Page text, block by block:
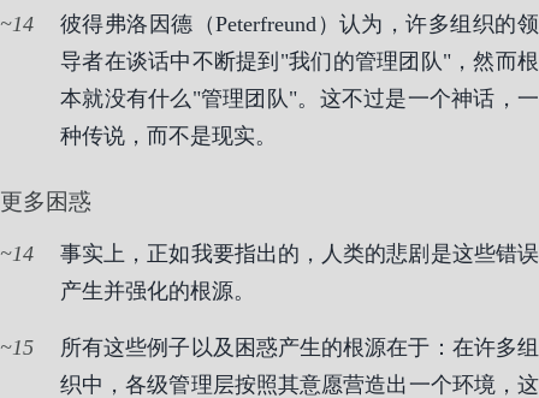
14
彼得弗洛因德（Peterfreund）认为，许多组织的领
导者在谈话中不断提到"我们的管理团队"，然而根
本就没有什么"管理团队"。这不过是一个神话，一
种传说，而不是现实。
更多困惑
14
事实上，正如我要指出的，人类的悲剧是这些错误
产生并强化的根源。
15
所有这些例子以及困惑产生的根源在于：在许多组
织中，各级管理层按照其意愿营造出一个环境，这